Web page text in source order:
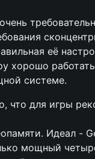
её
хорошо
системе.
что для игры
Идеал -
мощный